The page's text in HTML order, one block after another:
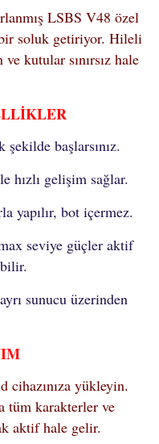
LSBS V48 özel
soluk getiriyor. Hileli
kutular sınırsız hale
başlarsınız.
hızlı gelişim sağlar.
yapılır, bot içermez.
seviye güçler aktif
sunucu üzerinden
cihazınıza yükleyin.
tüm karakterler ve
aktif hale gelir.